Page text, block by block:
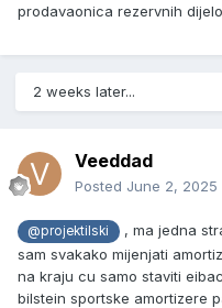
prodavaonica rezervnih
2 weeks later...
Veeddad
Posted June 2, 2025
@projektilski
, ma jedna
sam svakako mijenjati
na kraju cu samo staviti
bilstein sportske amortizere